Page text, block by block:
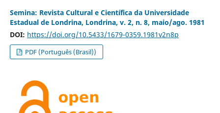
Semina: Revista Cultural e Científica da Universidade
Estadual de Londrina, Londrina, v. 2, n. 8, maio/ago. 1981
DOI: https://doi.org/10.5433/1679-0359.1981v2n8p
PDF (Português (Brasil))